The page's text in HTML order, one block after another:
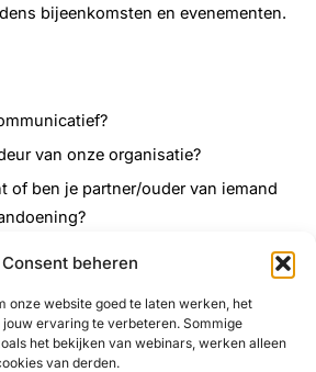
Consent beheren
onze website goed te laten werken, het
ervaring te verbeteren. Sommige
het bekijken van webinars, werken alleen
van derden.
bijeenkomsten en evenementen.
van onze organisatie?
of ben je partner/ouder van iemand
helpen?
werk waar je ook zelf door groeit.